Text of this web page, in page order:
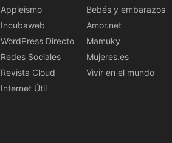
Appleismo
Incubaweb
WordPress Directo
Redes Sociales
Revista Cloud
Internet Útil
Bebés y embarazos
Amor.net
Mamuky
Mujeres.es
Vivir en el mundo